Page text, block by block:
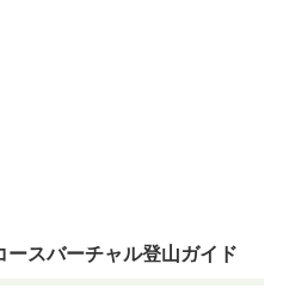
スバーチャル登山ガイド